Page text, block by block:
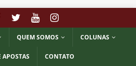
QUEM SOMOS COLUNAS
APOSTAS CONTATO